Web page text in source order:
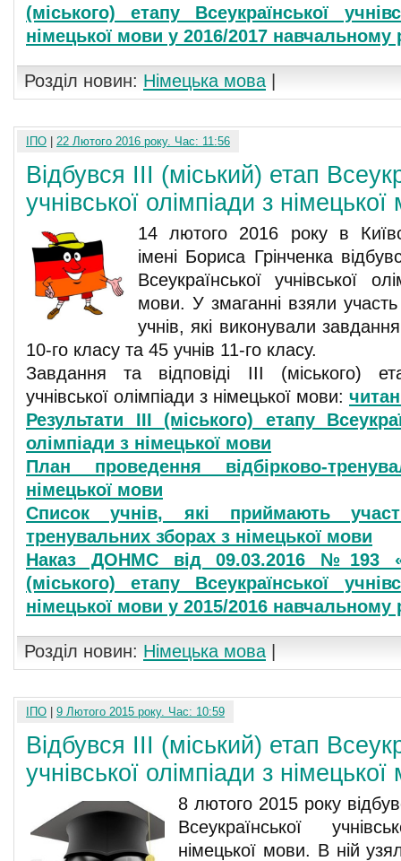
(міського) етапу Всеукраїнської
німецької мови у 2016/2017 навчальному
Розділ новин: Німецька мова
ІПО 22 Лютого 2016 року. Час: 11:56
Відбувся ІІІ (міський) етап
учнівської олімпіади з
14 лютого 2016 року в
імені Бориса Грінченка
Всеукраїнської учнівської
мови. У змаганні взяли
учнів, які виконували
10-го класу та 45 учнів 11-го класу.
Завдання та відповіді ІІІ (міського)
учнівської олімпіади з німецької мови:
Результати ІІІ (міського) етапу
олімпіади з німецької мови
План проведення відбірково-
німецької мови
Список учнів, які приймають
тренувальних зборах з німецької мови
Наказ ДОНМС від 09.03.2016 №193
(міського) етапу Всеукраїнської
німецької мови у 2015/2016 навчальному
Розділ новин: Німецька мова
ІПО 9 Лютого 2015 року. Час: 10:59
Відбувся ІІІ (міський) етап
учнівської олімпіади з
8 лютого 2015 року
Всеукраїнської
німецької мови. В ній